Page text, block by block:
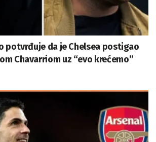
potvrđuje da je Chelsea postigao
Chavarriom uz “evo krećemo”